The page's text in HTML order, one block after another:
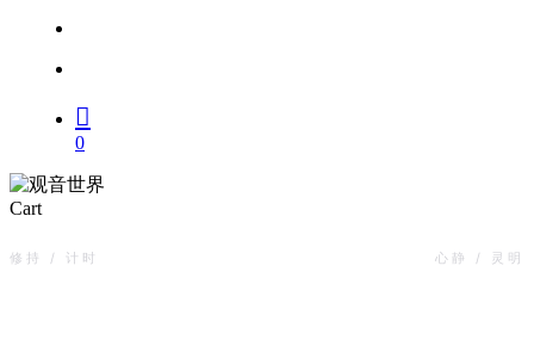
0
CartClose
修持 / 计时 心静 / 灵明